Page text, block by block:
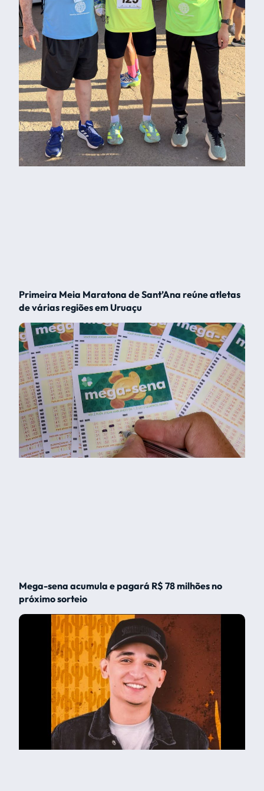
Primeira Meia Maratona de Sant’Ana reúne atletas
de várias regiões em Uruaçu
Mega-sena acumula e pagará R$ 78 milhões no
próximo sorteio